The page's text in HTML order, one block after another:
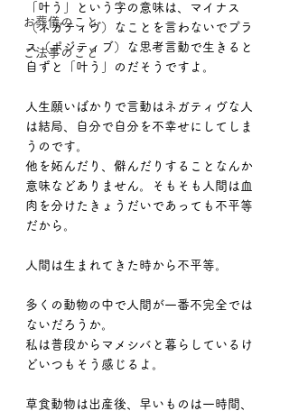
お葬儀のこと
ご法事のこと
「叶う」という字の意味は、マイナス
（ネガティヴ）なことを言わないでプラ
ス（ポジティブ）な思考言動で生きると
自ずと「叶う」のだそうですよ。
人生願いばかりで言動はネガティヴな人
は結局、自分で自分を不幸せにしてしま
うのです。
他を妬んだり、僻んだりすることなんか
意味などありません。そもそも人間は血
肉を分けたきょうだいであっても不平等
だから。
人間は生まれてきた時から不平等。
多くの動物の中で人間が一番不完全では
ないだろうか。
私は普段からマメシバと暮らしているけ
どいつもそう感じるよ。
草食動物は出産後、早いものは一時間、